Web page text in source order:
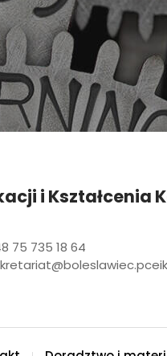
i Kształcenia
75 735 18 64